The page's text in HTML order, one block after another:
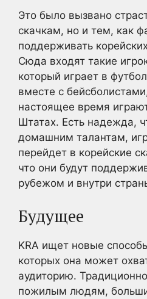
Это было вызвано
скачкам, но и тем, как
поддерживать
Сюда входят такие
который играет в
вместе с
настоящее время
Штатах. Есть надежда,
домашним талантам,
перейдет в корейские
что они будут
рубежом и внутри
Будущее
KRA ищет новые
которых она может
аудиторию.
пожилым людям,